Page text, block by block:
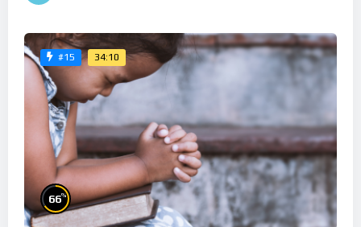
#15 34:10
66%